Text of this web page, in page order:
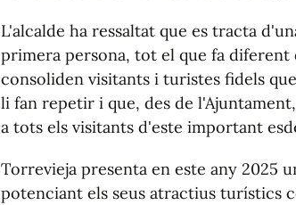
L'alcalde ha ressaltat que es tracta
primera persona, tot el que fa diferent
consoliden visitants i turistes fidels
li fan repetir i que, des de
a tots els visitants d'este important
Torrevieja presenta en este any 2025
potenciant els seus atractius turístics